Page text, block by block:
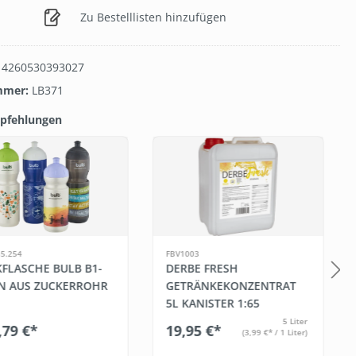
Zu Bestelllisten hinzufügen
4260530393027
LB371
überspringen
BULB B1-
AUS ZUCKERROHR
€*
FBV1003
DERBE FRESH
GETRÄNKEKONZENTRAT
5L KANISTER 1:65
19,95 €*
5 Liter
(3,99 €* / 1 Liter)